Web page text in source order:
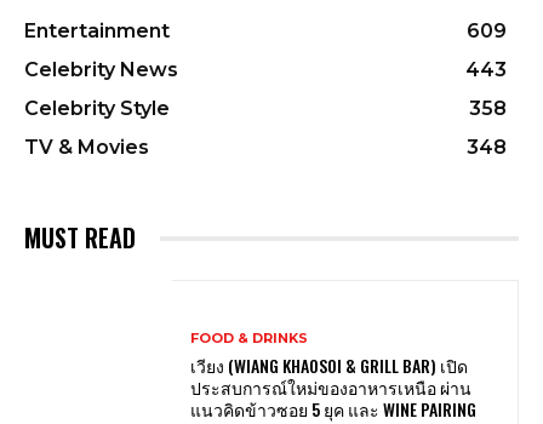
Entertainment
609
Celebrity News
443
Celebrity Style
358
TV & Movies
348
MUST READ
FOOD & DRINKS
เวียง (WIANG KHAOSOI & GRILL BAR) เปิด
ประสบการณ์ใหม่ของอาหารเหนือ ผ่าน
แนวคิดข้าวซอย 5 ยุค และ WINE PAIRING